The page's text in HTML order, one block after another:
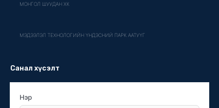
МОНГОЛ ШУУДАН ХК
МЭДЭЭЛЭЛ ТЕХНОЛОГИЙН ҮНДЭСНИЙ ПАРК ААТУҮГ
Санал хүсэлт
Нэр